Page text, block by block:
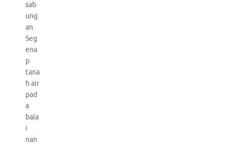
sab
ung
an.
Seg
ena
p
tana
h air
pad
a
bala
i
nan